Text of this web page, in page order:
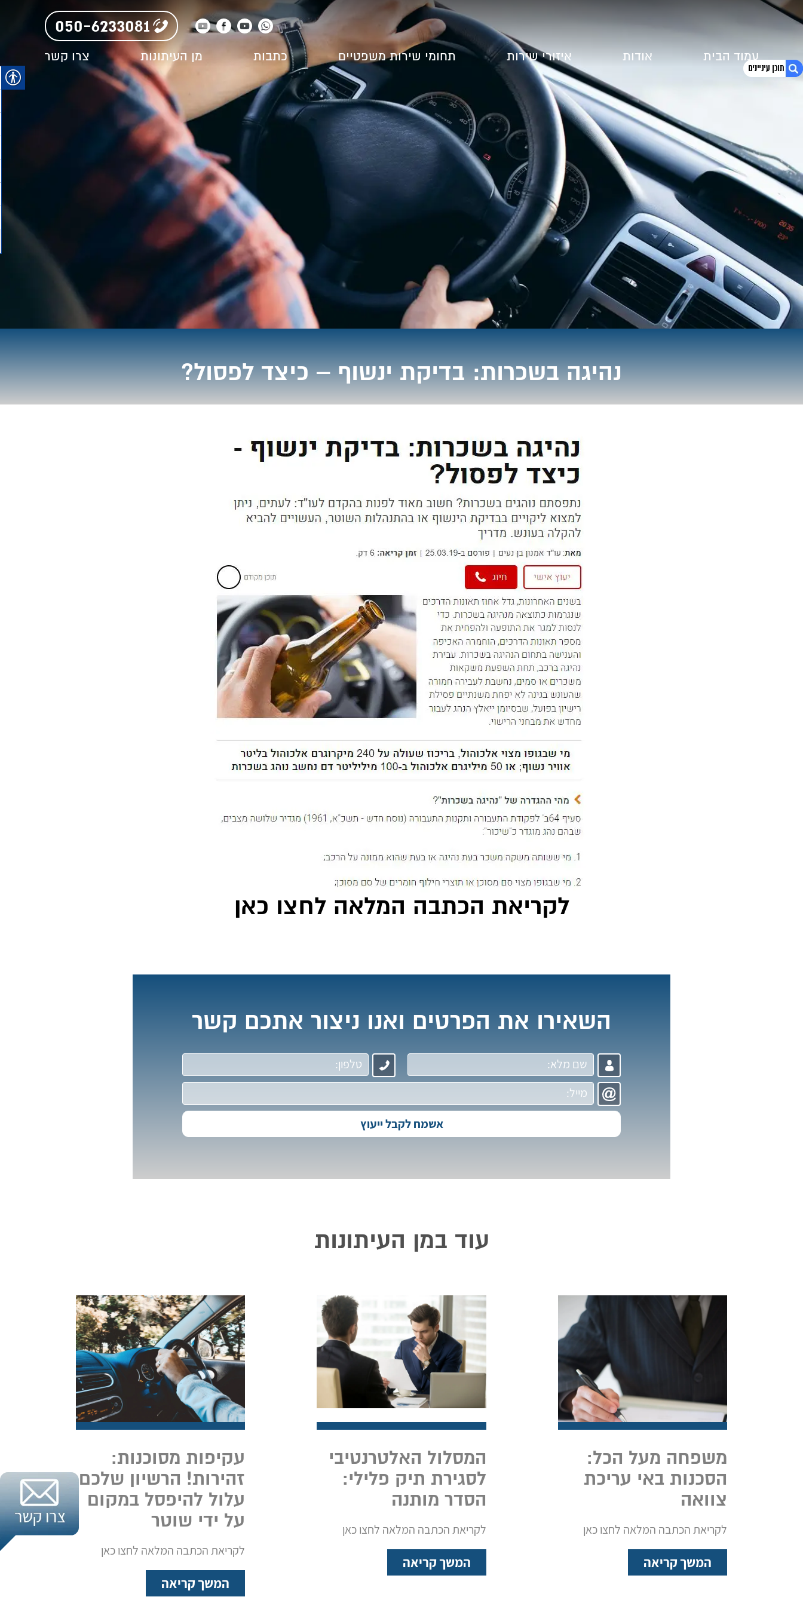
050-6233081
עמוד הבית אודות איזורי שירות תחומי שירות משפטיים כתבות מן העיתונות צרו קשר
נהיגה בשכרות: בדיקת ינשוף – כיצד לפסול?
לקריאת הכתבה המלאה לחצו כאן
השאירו את הפרטים ואנו ניצור אתכם קשר
עוד במן העיתונות
משפחה מעל הכל:
הסכנות באי עריכת
צוואה
לקריאת הכתבה המלאה לחצו כאן
המשך קריאה
המסלול האלטרנטיבי
לסגירת תיק פלילי:
הסדר מותנה
לקריאת הכתבה המלאה לחצו כאן
המשך קריאה
עקיפות מסוכנות:
זהירות! הרשיון שלכם
עלול להיפסל במקום
על ידי שוטר
לקריאת הכתבה המלאה לחצו כאן
המשך קריאה